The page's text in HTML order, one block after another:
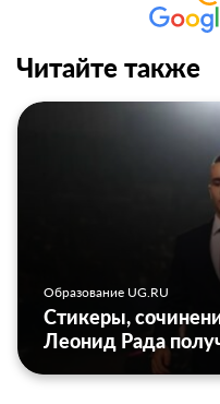
Читайте также
Образование UG.RU
Стикеры,
Леонид Рада